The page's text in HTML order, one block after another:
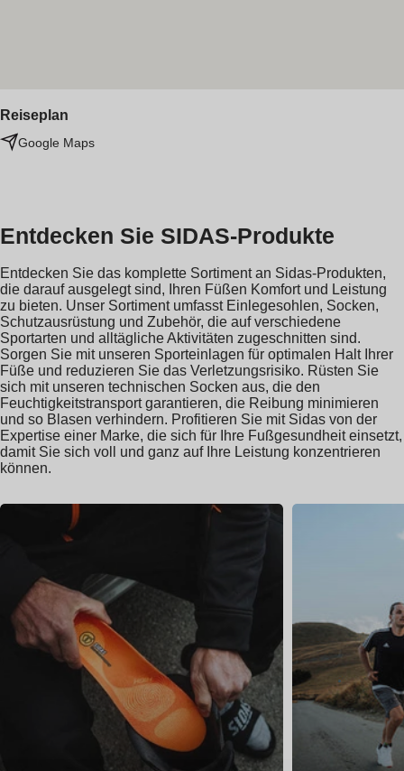
Reiseplan
Google Maps
Entdecken Sie SIDAS-Produkte
Entdecken Sie das komplette Sortiment an Sidas-Produkten,
die darauf ausgelegt sind, Ihren Füßen Komfort und Leistung
zu bieten. Unser Sortiment umfasst Einlegesohlen, Socken,
Schutzausrüstung und Zubehör, die auf verschiedene
Sportarten und alltägliche Aktivitäten zugeschnitten sind.
Sorgen Sie mit unseren Sporteinlagen für optimalen Halt Ihrer
Füße und reduzieren Sie das Verletzungsrisiko. Rüsten Sie
sich mit unseren technischen Socken aus, die den
Feuchtigkeitstransport garantieren, die Reibung minimieren
und so Blasen verhindern. Profitieren Sie mit Sidas von der
Expertise einer Marke, die sich für Ihre Fußgesundheit einsetzt,
damit Sie sich voll und ganz auf Ihre Leistung konzentrieren
können.